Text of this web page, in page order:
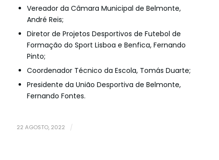
Vereador da Câmara Municipal de Belmonte,
André Reis;
Diretor de Projetos Desportivos de Futebol de
Formação do Sport Lisboa e Benfica, Fernando
Pinto;
Coordenador Técnico da Escola, Tomás Duarte;
Presidente da União Desportiva de Belmonte,
Fernando Fontes.
22 AGOSTO, 2022 /